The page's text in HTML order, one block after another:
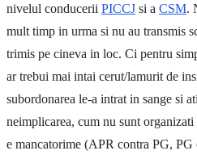
nivelul conducerii PICCJ si a CSM.
mult timp in urma si nu au transmis
trimis pe cineva in loc. Ci pentru
ar trebui mai intai cerut/lamurit de
subordonarea le-a intrat in sange si
neimplicarea, cum nu sunt
e mancatorime (APR contra PG, PG